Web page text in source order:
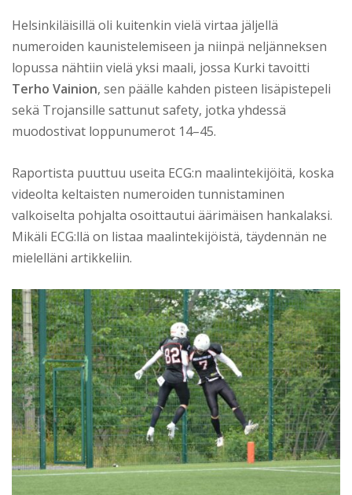
Helsinkiläisillä oli kuitenkin vielä virtaa jäljellä
numeroiden kaunistelemiseen ja niinpä neljänneksen
lopussa nähtiin vielä yksi maali, jossa Kurki tavoitti
Terho Vainion, sen päälle kahden pisteen lisäpistepeli
sekä Trojansille sattunut safety, jotka yhdessä
muodostivat loppunumerot 14–45.
Raportista puuttuu useita ECG:n maalintekijöitä, koska
videolta keltaisten numeroiden tunnistaminen
valkoiselta pohjalta osoittautui äärimäisen hankalaksi.
Mikäli ECG:llä on listaa maalintekijöistä, täydennän ne
mielelläni artikkeliin.